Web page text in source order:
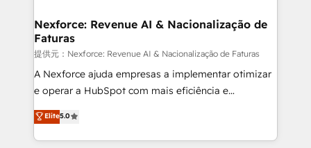
Station, Freshdesk, Intercom, and more. Custom
objects, automations, and integrations built for
growth. 🚀 AI-Driven GTM Orchestration Unify
HubSpot with LinkedIn, WhatsApp, email, paid
media, and AI voice to drive pipeline. 🤖 AI Custom
prospecting, follow-ups, service triage, and
knowledge retrieval—built in HubSpot. ⚡ Fast-Track
Nexforce: Revenue AI & Nacionalização de
Faturas
提供元：Nexforce: Revenue AI & Nacionalização de Faturas
A Nexforce ajuda empresas a implementar otimizar
e operar a HubSpot com mais eficiência e
previsibilidade de receita. Combinamos Revenue
Operations (RevOps) e Inteligência Artificial para
estruturar processos integrar sistemas organizar
Elite5.0